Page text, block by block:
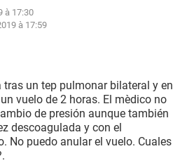
à 17:30
à 17:59
tras un tep pulmonar bilateral y en
vuelo de 2 horas. El mèdico no
de presión aunque también
descoagulada y con el
No puedo anular el vuelo. Cuales